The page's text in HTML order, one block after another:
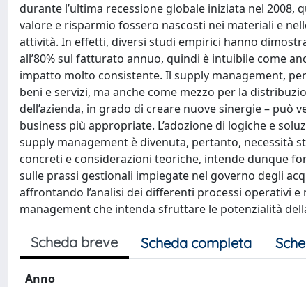
durante l’ultima recessione globale iniziata nel
valore e risparmio fossero nascosti nei materiali e
attività. In effetti, diversi studi empirici hanno
all’80% sul fatturato annuo, quindi è intuibile come
impatto molto consistente. Il supply management,
beni e servizi, ma anche come mezzo per la
dell’azienda, in grado di creare nuove sinergie –
business più appropriate. L’adozione di logiche e
supply management è divenuta, pertanto, necessità
concreti e considerazioni teoriche, intende dunque
sulle prassi gestionali impiegate nel governo degli
affrontando l’analisi dei differenti processi operativi
management che intenda sfruttare le potenzialità
Scheda breve Scheda completa
Anno